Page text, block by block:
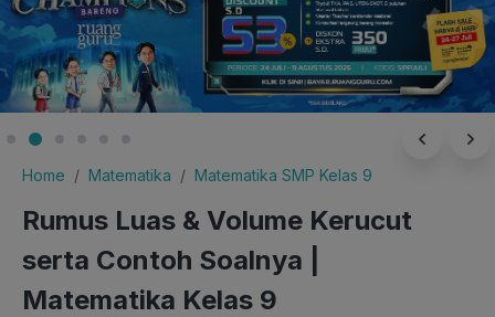
Home Matematika Matematika SMP Kelas 9
Rumus Luas & Volume Kerucut
serta Contoh Soalnya |
Matematika Kelas 9